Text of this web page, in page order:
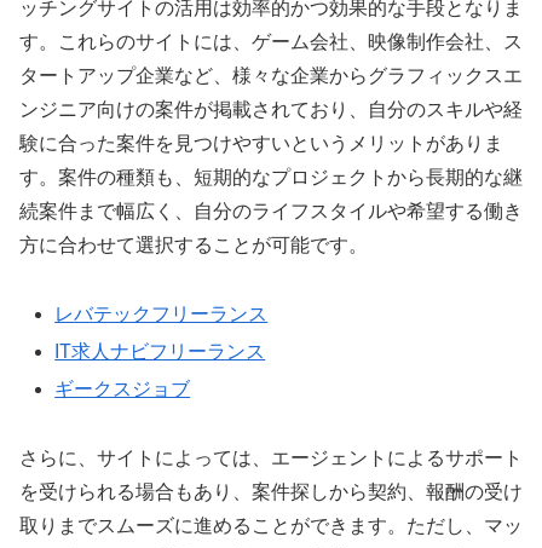
ッチングサイトの活用は効率的かつ効果的な手段となりま
す。これらのサイトには、ゲーム会社、映像制作会社、ス
タートアップ企業など、様々な企業からグラフィックスエ
ンジニア向けの案件が掲載されており、自分のスキルや経
験に合った案件を見つけやすいというメリットがありま
す。案件の種類も、短期的なプロジェクトから長期的な継
続案件まで幅広く、自分のライフスタイルや希望する働き
方に合わせて選択することが可能です。
レバテックフリーランス
IT求人ナビフリーランス
ギークスジョブ
さらに、サイトによっては、エージェントによるサポート
を受けられる場合もあり、案件探しから契約、報酬の受け
取りまでスムーズに進めることができます。ただし、マッ